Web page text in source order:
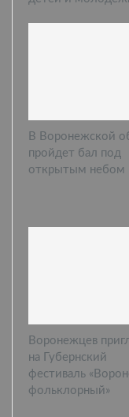
В Воронежской
пройдет бал под
открытым небом
Воронежцев
на Губернский
фестиваль
фольклорный»